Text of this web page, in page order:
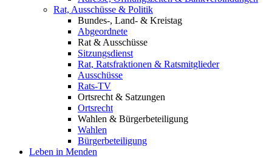
Rat, Ausschüsse & Politik
Bundes-, Land- & Kreistag
Abgeordnete
Rat & Ausschüsse
Sitzungsdienst
Rat, Ratsfraktionen & Ratsmitglieder
Ausschüsse
Rats-TV
Ortsrecht & Satzungen
Ortsrecht
Wahlen & Bürgerbeteiligung
Wahlen
Bürgerbeteiligung
Leben in Menden